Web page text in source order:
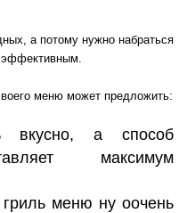
а потому нужно набраться
меню может предложить:
вкусно, а способ
максимум
меню ну оочень